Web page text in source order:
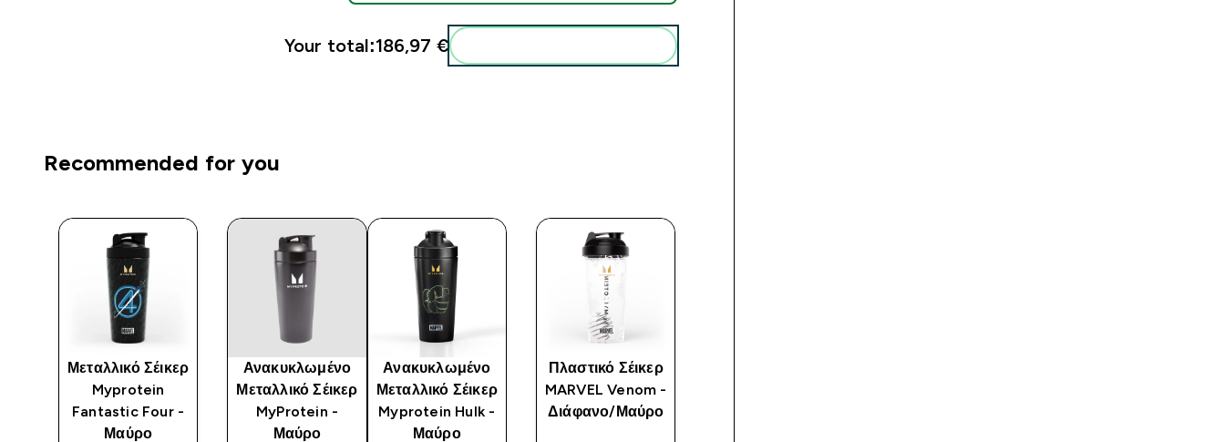
Your total:186,97 €‎
Recommended for you
Μεταλλικό Σέικερ
Myprotein
Fantastic Four -
Μαύρο
Ανακυκλωμένο
Μεταλλικό Σέικερ
MyProtein -
Μαύρο
Ανακυκλωμένο
Μεταλλικό Σέικερ
Myprotein Hulk -
Μαύρο
Πλαστικό Σέικερ
MARVEL Venom -
Διάφανο/Μαύρο